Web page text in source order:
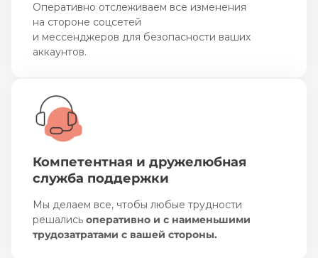
Оперативно отслеживаем все изменения
на стороне соцсетей
и мессенджеров для безопасности ваших
аккаунтов.
Компетентная и дружелюбная
служба поддержки
Мы делаем все, чтобы любые трудности
решались оперативно и с наименьшими
трудозатратами с вашей стороны.